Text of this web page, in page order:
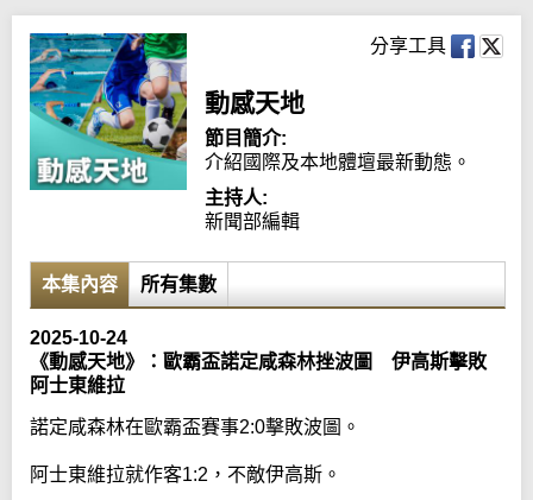
c
h
分享工具
動感天地
節目簡介:
介紹國際及本地體壇最新動態。
主持人:
新聞部編輯
本集內容 所有集數
2025-10-24
《動感天地》：歐霸盃諾定咸森林挫波圖 伊高斯擊敗
阿士東維拉
諾定咸森林在歐霸盃賽事2:0擊敗波圖。
阿士東維拉就作客1:2，不敵伊高斯。